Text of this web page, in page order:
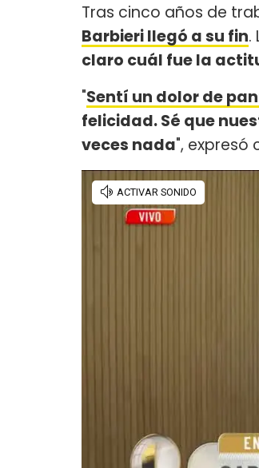
Tras cinco años de
Barbieri llegó a su fin.
claro cuál fue la
"Sentí un dolor de
felicidad. Sé que
veces nada", expresó